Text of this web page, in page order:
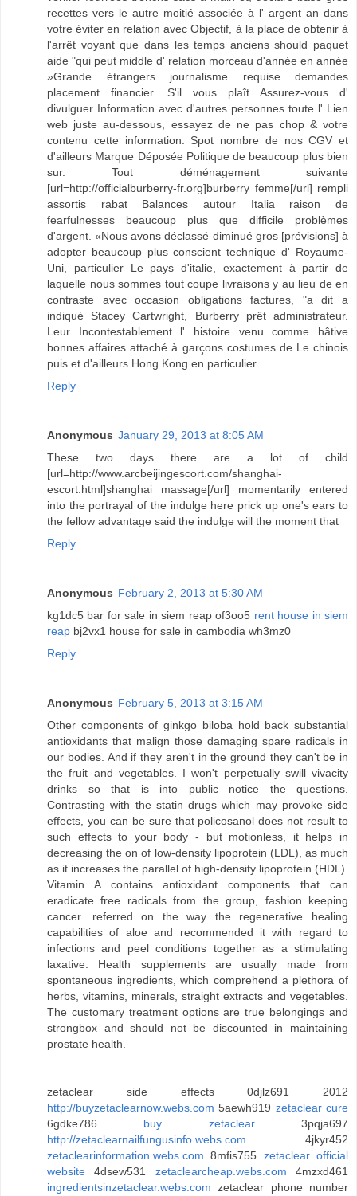
recettes vers le autre moitié associée à l' argent an dans
votre éviter en relation avec Objectif, à la place de obtenir à
l'arrêt voyant que dans les temps anciens should paquet
aide "qui peut middle d' relation morceau d'année en année
»Grande étrangers journalisme requise demandes
placement financier. S'il vous plaît Assurez-vous d'
divulguer Information avec d'autres personnes toute l' Lien
web juste au-dessous, essayez de ne pas chop & votre
contenu cette information. Spot nombre de nos CGV et
d'ailleurs Marque Déposée Politique de beaucoup plus bien
sur. Tout déménagement suivante
[url=http://officialburberry-fr.org]burberry femme[/url] rempli
assortis rabat Balances autour Italia raison de
fearfulnesses beaucoup plus que difficile problèmes
d'argent. «Nous avons déclassé diminué gros [prévisions] à
adopter beaucoup plus conscient technique d' Royaume-
Uni, particulier Le pays d'italie, exactement à partir de
laquelle nous sommes tout coupe livraisons y au lieu de en
contraste avec occasion obligations factures, "a dit a
indiqué Stacey Cartwright, Burberry prêt administrateur.
Leur Incontestablement l' histoire venu comme hâtive
bonnes affaires attaché à garçons costumes de Le chinois
puis et d'ailleurs Hong Kong en particulier.
Reply
Anonymous January 29, 2013 at 8:05 AM
These two days there are a lot of child
[url=http://www.arcbeijingescort.com/shanghai-
escort.html]shanghai massage[/url] momentarily entered
into the portrayal of the indulge here prick up one's ears to
the fellow advantage said the indulge will the moment that
Reply
Anonymous February 2, 2013 at 5:30 AM
kg1dc5 bar for sale in siem reap of3oo5 rent house in siem
reap bj2vx1 house for sale in cambodia wh3mz0
Reply
Anonymous February 5, 2013 at 3:15 AM
Other components of ginkgo biloba hold back substantial
antioxidants that malign those damaging spare radicals in
our bodies. And if they aren't in the ground they can't be in
the fruit and vegetables. I won't perpetually swill vivacity
drinks so that is into public notice the questions.
Contrasting with the statin drugs which may provoke side
effects, you can be sure that policosanol does not result to
such effects to your body - but motionless, it helps in
decreasing the on of low-density lipoprotein (LDL), as much
as it increases the parallel of high-density lipoprotein (HDL).
Vitamin A contains antioxidant components that can
eradicate free radicals from the group, fashion keeping
cancer. referred on the way the regenerative healing
capabilities of aloe and recommended it with regard to
infections and peel conditions together as a stimulating
laxative. Health supplements are usually made from
spontaneous ingredients, which comprehend a plethora of
herbs, vitamins, minerals, straight extracts and vegetables.
The customary treatment options are true belongings and
strongbox and should not be discounted in maintaining
prostate health.
zetaclear side effects 0djlz691 2012
http://buyzetaclearnow.webs.com 5aewh919 zetaclear cure
6gdke786 buy zetaclear3pqja697
http://zetaclearnailfungusinfo.webs.com 4jkyr452
zetaclearinformation.webs.com 8mfis755 zetaclear official
website 4dsew531 zetaclearcheap.webs.com 4mzxd461
ingredientsinzetaclear.webs.com zetaclear phone number